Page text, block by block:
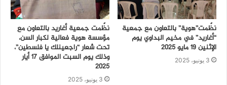
نظّمت”هوية” بالتعاون مع جمعية
“أغاريد” في مخيم البداوي يوم
الإثنين 19 مايو 2025
3 يونيو، 2025
نظّمت جمعية أغاريد بالتعاون مع
مؤسسة هوية فعالية لكبار السن،
تحت شعار “راجعينلك يا فلسطين”،
وذلك يوم السبت الموافق 17 أيار
2025
3 يونيو، 2025